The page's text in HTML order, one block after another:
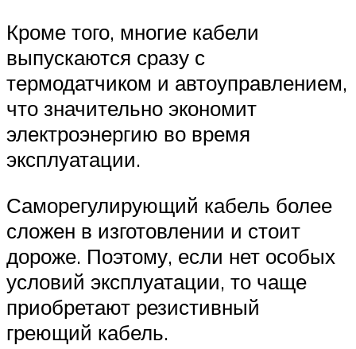
Кроме того, многие кабели
выпускаются сразу с
термодатчиком и автоуправлением,
что значительно экономит
электроэнергию во время
эксплуатации.
Саморегулирующий кабель более
сложен в изготовлении и стоит
дороже. Поэтому, если нет особых
условий эксплуатации, то чаще
приобретают резистивный
греющий кабель.